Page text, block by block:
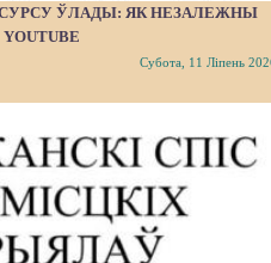
ЎЛАДЫ: ЯК НЕЗАЛЕЖНЫ
Субота, 11 Ліпень